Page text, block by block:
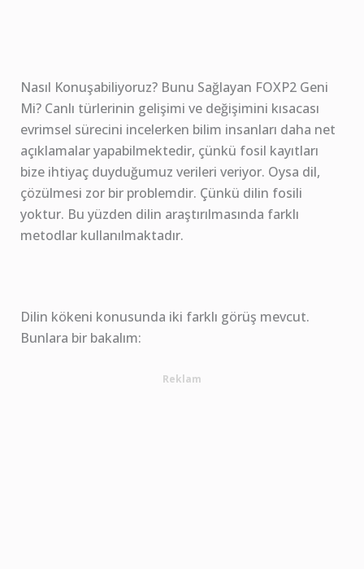
Nasıl Konuşabiliyoruz? Bunu Sağlayan FOXP2 Geni
Mi? Canlı türlerinin gelişimi ve değişimini kısacası
evrimsel sürecini incelerken bilim insanları daha net
açıklamalar yapabilmektedir, çünkü fosil kayıtları
bize ihtiyaç duyduğumuz verileri veriyor. Oysa dil,
çözülmesi zor bir problemdir. Çünkü dilin fosili
yoktur. Bu yüzden dilin araştırılmasında farklı
metodlar kullanılmaktadır.
Dilin kökeni konusunda iki farklı görüş mevcut.
Bunlara bir bakalım:
Reklam